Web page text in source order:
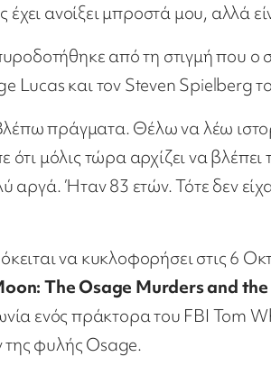
ανοίξει μπροστά μου, αλλά
από τη στιγμή που ο
Lucas και τον Steven Spielberg
πράγματα. Θέλω να λέω
μόλις τώρα αρχίζει να
αργά. Ήταν 83 ετών. Τότε δεν
να κυκλοφορήσει στις 6
The Osage Murders and
ενός πράκτορα του FBI Tom
της φυλής Osage.